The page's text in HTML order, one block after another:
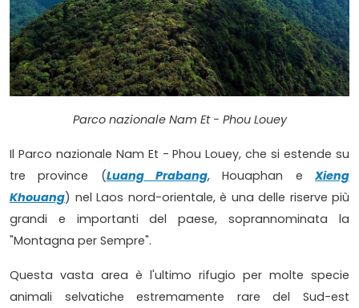
Parco nazionale Nam Et - Phou Louey
Il Parco nazionale Nam Et - Phou Louey, che si estende su
tre province (Luang Prabang, Houaphan eXieng
Khouang) nel Laos nord-orientale, è una delle riserve più
grandi e importanti del paese, soprannominata la
"Montagna per Sempre".
Questa vasta area è l'ultimo rifugio per molte specie
animali selvatiche estremamente rare del Sud-est